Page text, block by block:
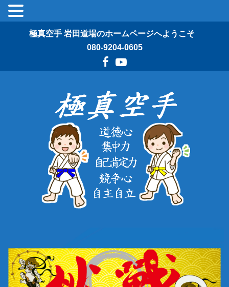
極真空手 岩田道場のホームページへようこそ
080-9204-0605